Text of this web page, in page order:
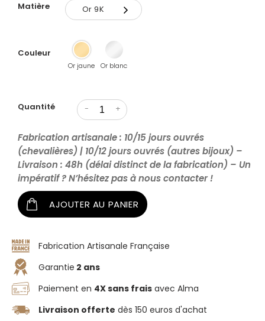
Matière Or 9K
Or 18K
Couleur
Or jaune Or blanc
Quantité - +
Fabrication artisanale : 10/15 jours ouvrés
(chevalières) | 10/12 jours ouvrés (autres bijoux) –
Livraison : 48h (délai distinct de la fabrication) – Un
impératif ? N’hésitez pas à nous contacter !
AJOUTER AU PANIER
Fabrication Artisanale Française
Garantie 2 ans
Paiement en 4X sans frais avec Alma
Livraison offerte dès 150 euros d'achat